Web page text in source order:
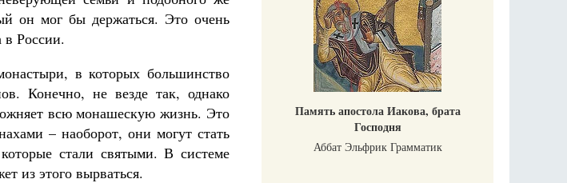
он мог бы держаться. Это очень
в России.
в которых большинство
Конечно, не везде так, однако
всю монашескую жизнь. Это
– наоборот, они могут стать
стали святыми. В системе
из этого вырваться.
Память апостола Иакова, брата
Господня
Аббат Эльфрик Грамматик